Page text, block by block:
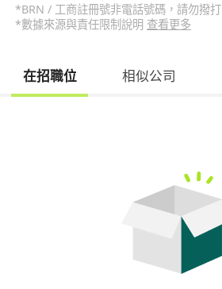
*BRN / 工商註冊號非電話號碼，請勿撥打
*數據來源與責任限制說明 查看更多
在招職位 相似公司